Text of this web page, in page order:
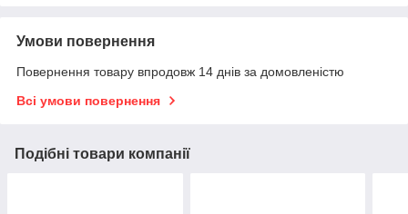
Умови повернення
Повернення товару впродовж 14 днів за домовленістю
Всі умови повернення
Подібні товари компанії